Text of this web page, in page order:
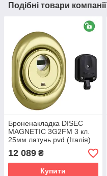
Подібні товари компанії
Броненакладка DISEC
MAGNETIC 3G2FM 3 кл.
25мм латунь pvd (Італія)
12 089 ₴
Купити